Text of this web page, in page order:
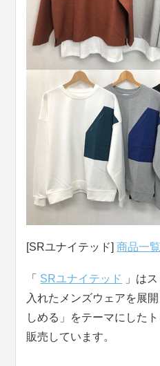
[SRユナイテッド]商品一覧
「 SRユナイテッド
」は
入れたメンズウェアを展
しめる」をテーマにした
販売しています。